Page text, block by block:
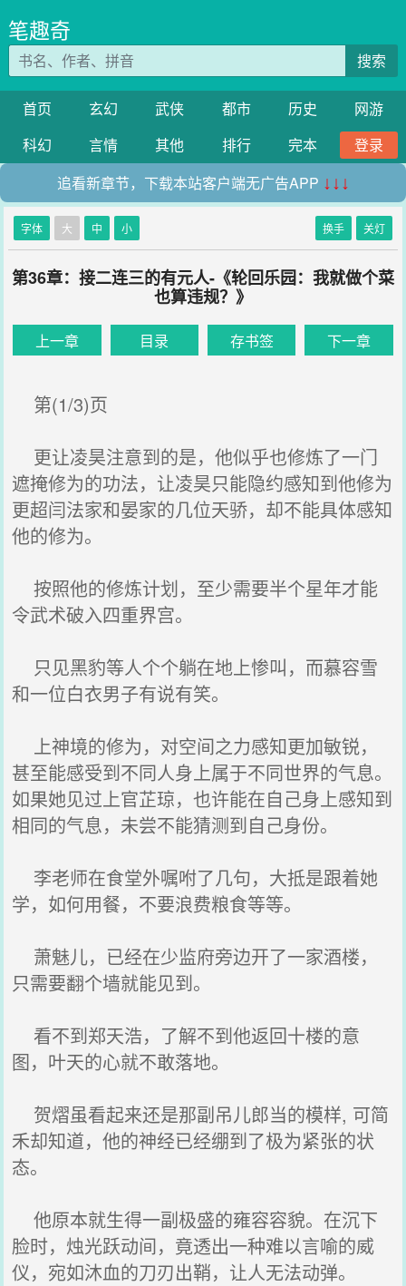
笔趣奇
搜索
首页 玄幻 武侠 都市 历史
网游
科幻
言情 其他 排行 完本
登录
追看新章节，下载本站客户端无广告APP ↓↓↓
字体 大 中 小 换手 关灯
第36章：接二连三的有元人-《轮回乐园：我就做个菜
也算违规？》
上一章 目录 存书签 下一章
第(1/3)页
更让凌昊注意到的是，他似乎也修炼了一门
遮掩修为的功法，让凌昊只能隐约感知到他修为
更超闫法家和晏家的几位天骄，却不能具体感知
他的修为。
按照他的修炼计划，至少需要半个星年才能
令武术破入四重界宫。
只见黑豹等人个个躺在地上惨叫，而慕容雪
和一位白衣男子有说有笑。
上神境的修为，对空间之力感知更加敏锐，
甚至能感受到不同人身上属于不同世界的气息。
如果她见过上官芷琼，也许能在自己身上感知到
相同的气息，未尝不能猜测到自己身份。
李老师在食堂外嘱咐了几句，大抵是跟着她
学，如何用餐，不要浪费粮食等等。
萧魅儿，已经在少监府旁边开了一家酒楼，
只需要翻个墙就能见到。
看不到郑天浩，了解不到他返回十楼的意
图，叶天的心就不敢落地。
贺熠虽看起来还是那副吊儿郎当的模样, 可简
禾却知道，他的神经已经绷到了极为紧张的状
态。
他原本就生得一副极盛的雍容容貌。在沉下
脸时，烛光跃动间，竟透出一种难以言喻的威
仪，宛如沐血的刀刃出鞘，让人无法动弹。